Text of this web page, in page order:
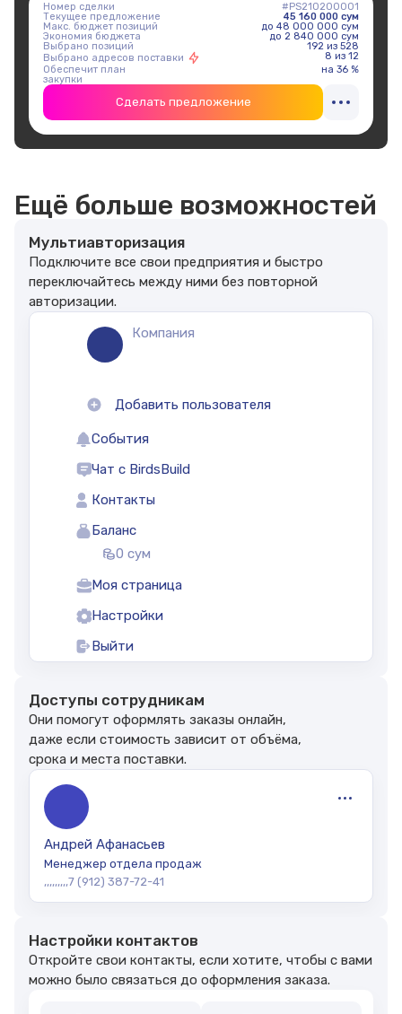
Номер сделки
#PS210200001
Текущее предложение
45 160 000 сум
Макс. бюджет позиций
до 48 000 000 сум
Экономия бюджета
до 2 840 000 сум
Выбрано позиций
192 из 528
Выбрано адресов поставки
8 из 12
Обеспечит план
закупки
на 36 %
Сделать предложение
Ещё больше возможностей
Мультиавторизация
Подключите все свои предприятия и быстро
переключайтесь между ними без повторной
авторизации.
Компания
Добавить пользователя
События
Чат с BirdsBuild
Контакты
Баланс
0 сум
Моя страница
Настройки
Выйти
Доступы сотрудникам
Они помогут оформлять заказы онлайн,
даже если стоимость зависит от объёма,
срока и места поставки.
Андрей Афанасьев
Менеджер отдела продаж
,,,,,,,,,7 (912) 387-72-41
Настройки контактов
Откройте свои контакты, если хотите, чтобы с вами
можно было связаться до оформления заказа.